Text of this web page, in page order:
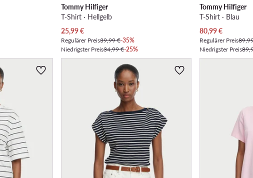
Tommy Hilfiger
T-Shirt · Hellgelb
Aktueller Preis
25,99€
Regulärer Preis39,99 €-35%
Niedrigster Preis34,99 €-25%
Tommy Hilfiger
T-Shirt · Blau
Aktueller Preis
80,99€
Regulärer Preis
Niedrigster Preis